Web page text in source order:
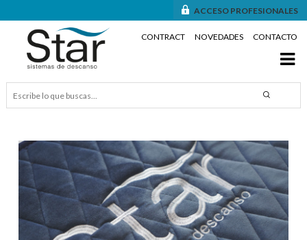
ACCESO PROFESIONALES
CONTRACT NOVEDADES CONTACTO